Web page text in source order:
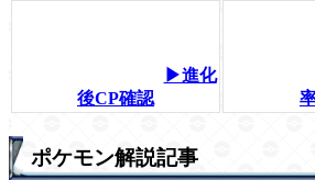
▶進化
後CP確認
ポケモン解説記事